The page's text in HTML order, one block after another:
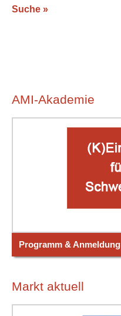
Suche »
AMI-Akademie
Programm & Anmeldung
Markt aktuell